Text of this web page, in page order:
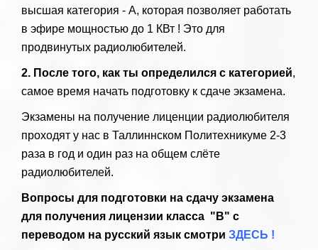
высшая категория - А, которая позволяет работать
в эфире мощностью до 1 КВт ! Это для
продвинутых радиолюбителей.
2. После того, как ты определился с категорией,
самое время начать подготовку к сдаче экзамена.
Экзамены на получение лиценции радиолюбителя
проходят у нас в Таллиннском Политехникуме 2-3
раза в год и один раз на общем слёте
радиолюбителей.
Вопросы для подготовки на сдачу экзамена
для получения лицензии класса "B" с
переводом на русский язык смотри ЗДЕСЬ !